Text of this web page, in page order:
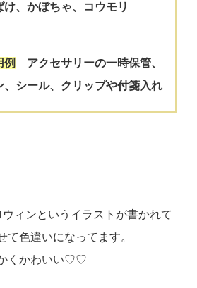
、かぼちゃ、コウモリ
例
アクセサリーの一時保管、
、シール、クリップや付箋入れ
ィンというイラストが書かれて
て色違いになってます。
くかわいい♡♡